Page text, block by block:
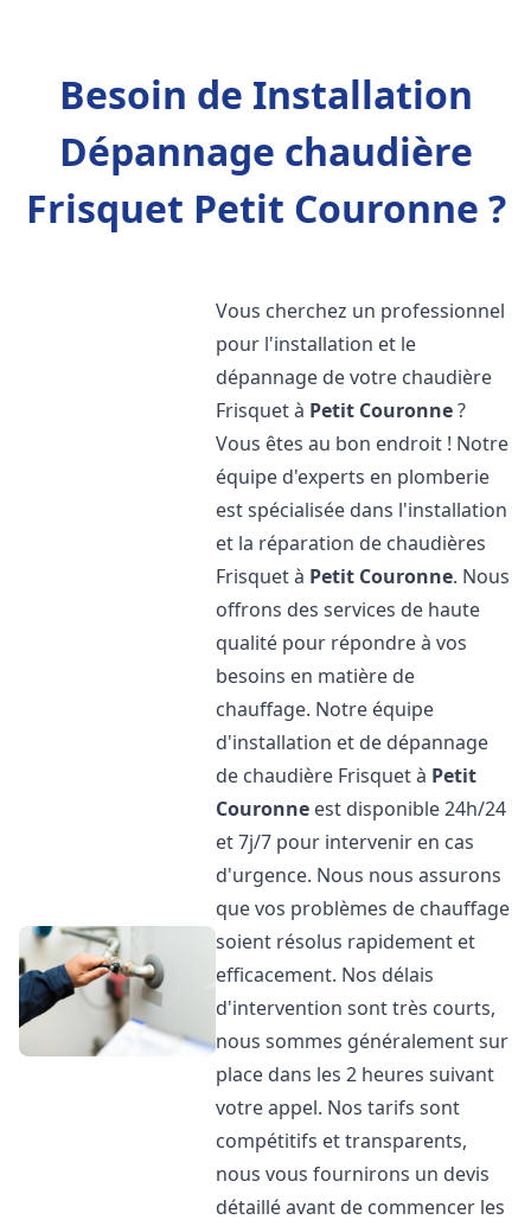
Besoin de Installation
Dépannage chaudière
Frisquet Petit Couronne ?
Vous cherchez un professionnel
pour l'installation et le
dépannage de votre chaudière
Frisquet à Petit Couronne?
Vous êtes au bon endroit ! Notre
équipe d'experts en plomberie
est spécialisée dans l'installation
et la réparation de chaudières
Frisquet à Petit Couronne. Nous
offrons des services de haute
qualité pour répondre à vos
besoins en matière de
chauffage. Notre équipe
d'installation et de dépannage
de chaudière Frisquet à Petit
Couronne est disponible 24h/24
et 7j/7 pour intervenir en cas
d'urgence. Nous nous assurons
que vos problèmes de chauffage
soient résolus rapidement et
efficacement. Nos délais
d'intervention sont très courts,
nous sommes généralement sur
place dans les 2 heures suivant
votre appel. Nos tarifs sont
compétitifs et transparents,
nous vous fournirons un devis
détaillé avant de commencer les